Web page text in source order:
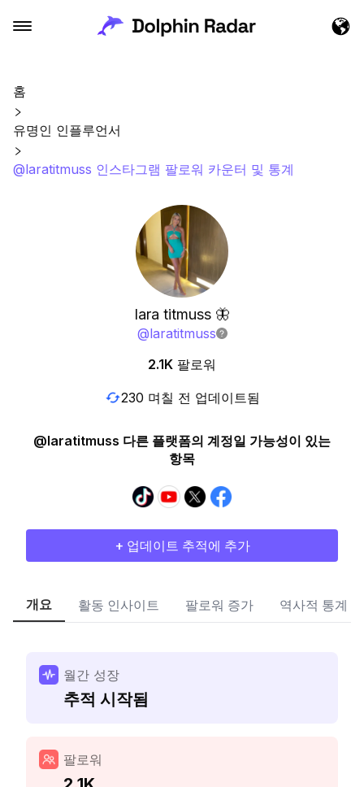
홈
유명인 인플루언서
@laratitmuss 인스타그램 팔로워 카운터 및 통계
lara titmuss 🦋
@laratitmuss
2.1K 팔로워
230 며칠 전 업데이트됨
@laratitmuss 다른 플랫폼의 계정일 가능성이 있는
항목
+ 업데이트 추적에 추가
개요 활동 인사이트 팔로워 증가 역사적 통계
월간 성장
추적 시작됨
팔로워